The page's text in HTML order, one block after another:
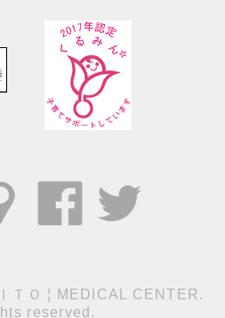
ＴＯ ¦ MEDICAL CENTER.
reserved.